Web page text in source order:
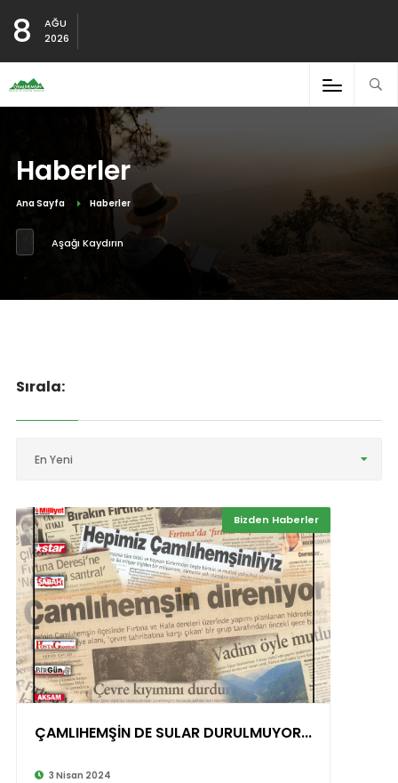
8
AĞU
2026
Haberler
Ana Sayfa Haberler
Aşağı Kaydırın
Sırala:
En Yeni
Bizden Haberler
ÇAMLIHEMŞİN DE SULAR DURULMUYOR...
3 Nisan 2024